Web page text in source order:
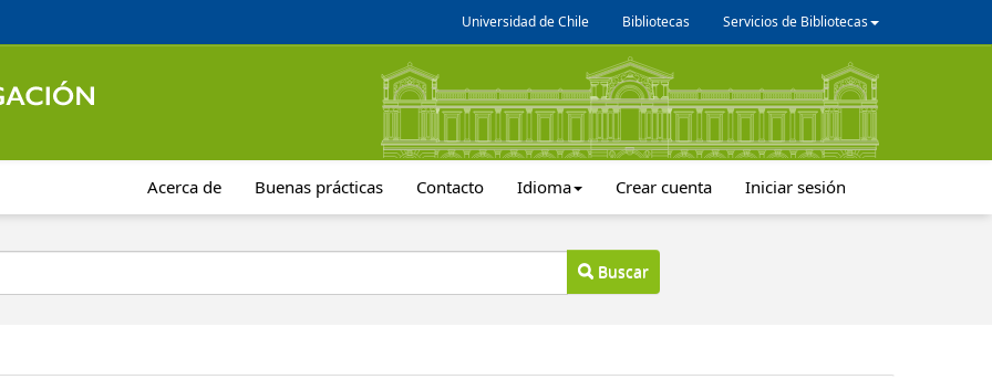
Universidad de Chile Bibliotecas Servicios de Bibliotecas
Acerca de Buenas prácticas Contacto Idioma Crear cuenta Iniciar sesión
Buscar